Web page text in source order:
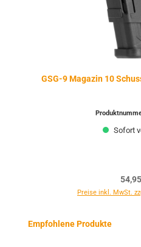
GSG-9 Magazin 10
Sofort
Preise inkl. MwSt.
Produktgalerie überspringen
Empfohlene Produkte